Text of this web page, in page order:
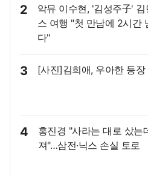
2
악뮤 이수현, '김성주子' 김
스 여행 "첫 만남에 2시간
다"
3 [사진]김희애, 우아한 등장
4
홍진경 "사라는 대로 샀는
져"…삼전·닉스 손실 토로